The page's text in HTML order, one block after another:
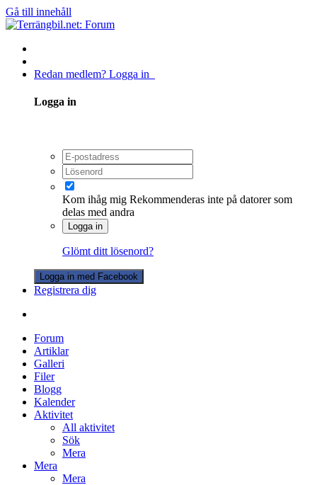
Gå till innehåll
Redan medlem? Logga in
Logga in
Kom ihåg mig Rekommenderas inte på datorer som
delas med andra
Logga in
Glömt ditt lösenord?
Logga in med Facebook
Registrera dig
Forum
Artiklar
Galleri
Filer
Blogg
Kalender
Aktivitet
All aktivitet
Sök
Mera
Mera
Mera